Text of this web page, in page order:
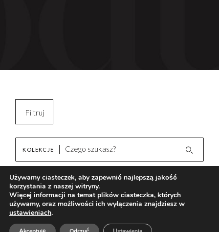
Filtruj
Kopiuj filtry
Wyczyść filtr
Hôm Warm
AKTUALNOŚCI
KOLEKCJE
Brak wyników
Używamy ciasteczek, aby zapewnić najlepszą jakość
korzystania z naszej witryny.
Więcej informacji na temat plików ciasteczka, których
używamy, oraz możliwości ich wyłączenia znajdziesz w
ustawieniach.